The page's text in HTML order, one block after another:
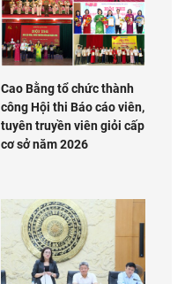
Cao Bằng tổ chức thành
công Hội thi Báo cáo viên,
tuyên truyền viên giỏi cấp
cơ sở năm 2026